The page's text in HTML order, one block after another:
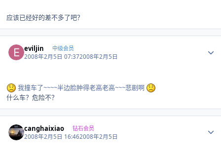
应该已经好的差不多了吧？
eviljin 中级会员
2008年2月5日 07:372008年2月5日
我撞车了~~~~半边脸肿得老高老高~~~悲剧啊
什么车？危险不？
canghaixiao 钻石会员
2008年2月5日 16:462008年2月5日